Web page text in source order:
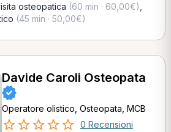
osteopatica (60 min · 60,00€)
(45 min · 50,00€)
Davide Caroli Osteopata
Operatore olistico, Osteopata, MCB
0 Recensioni